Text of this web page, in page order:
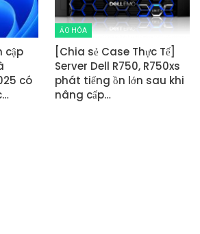
cập
có
ẢO HÓA
[Chia sẻ Case Thực Tế]
Server Dell R750, R750xs
phát tiếng ồn lớn sau khi
nâng cấp…